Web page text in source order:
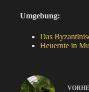
Umgebung:
Das
Heuernte in